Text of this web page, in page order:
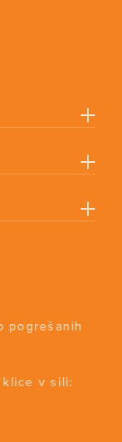
pogrešanih
v sili: